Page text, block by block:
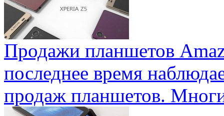
Продажи планшетов
последнее время
продаж планшетов.